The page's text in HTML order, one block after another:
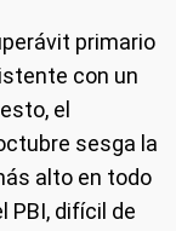
primario
con un
el
sesga la
alto en todo
PBI, difícil de